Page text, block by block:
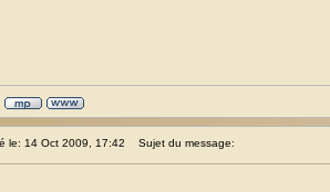
le: 14 Oct 2009, 17:42 Sujet du message: